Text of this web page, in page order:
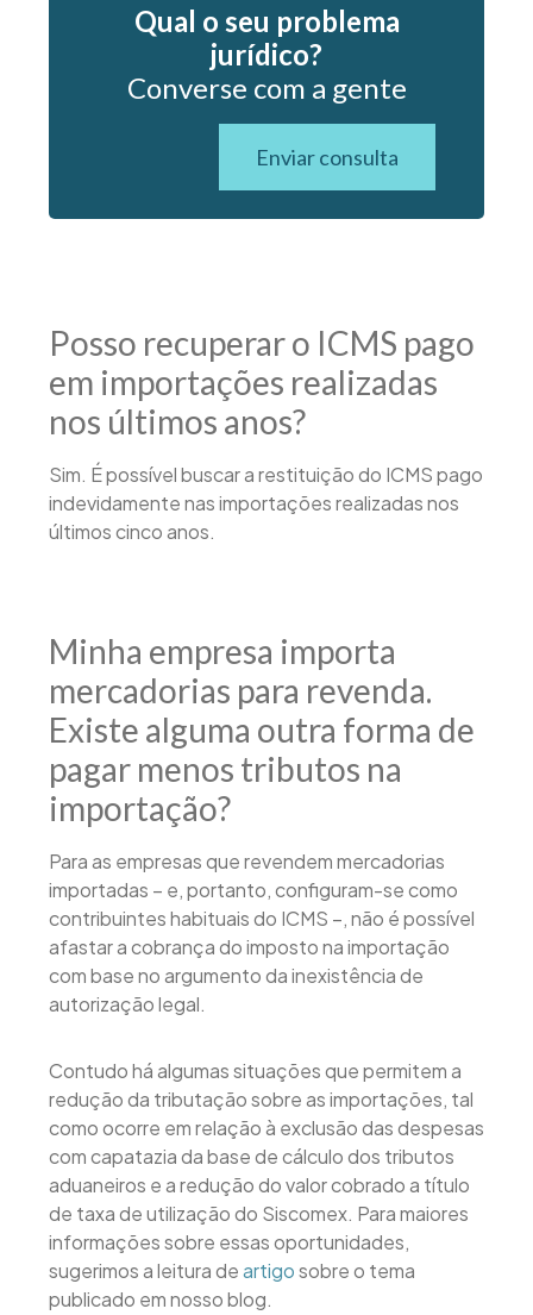
Qual o seu problema
jurídico?
Converse com a gente
Enviar consulta
Posso recuperar o ICMS pago
em importações realizadas
nos últimos anos?
Sim. É possível buscar a restituição do ICMS pago
indevidamente nas importações realizadas nos
últimos cinco anos.
Minha empresa importa
mercadorias para revenda.
Existe alguma outra forma de
pagar menos tributos na
importação?
Para as empresas que revendem mercadorias
importadas – e, portanto, configuram-se como
contribuintes habituais do ICMS –, não é possível
afastar a cobrança do imposto na importação
com base no argumento da inexistência de
autorização legal.
Contudo há algumas situações que permitem a
redução da tributação sobre as importações, tal
como ocorre em relação à exclusão das despesas
com capatazia da base de cálculo dos tributos
aduaneiros e a redução do valor cobrado a título
de taxa de utilização do Siscomex. Para maiores
informações sobre essas oportunidades,
sugerimos a leitura deartigosobre o tema
publicado em nosso blog.